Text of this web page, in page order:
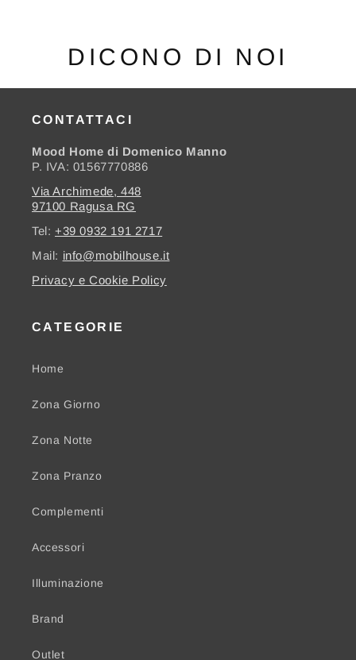
DICONO DI NOI
CONTATTACI
Mood Home di Domenico Manno
P. IVA: 01567770886
Via Archimede, 448
97100 Ragusa RG
Tel: +39 0932 191 2717
Mail: info@mobilhouse.it
Privacy e Cookie Policy
CATEGORIE
Home
Zona Giorno
Zona Notte
Zona Pranzo
Complementi
Accessori
Illuminazione
Brand
Outlet